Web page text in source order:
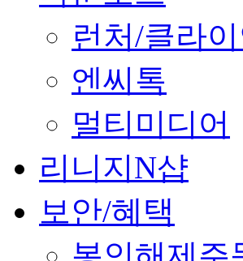
런처/클라
엔씨톡
멀티미디어
리니지N샵
보안/혜택